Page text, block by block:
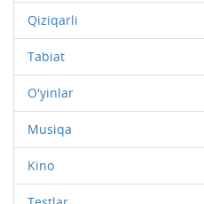
Qiziqarli
Tabiat
O'yinlar
Musiqa
Kino